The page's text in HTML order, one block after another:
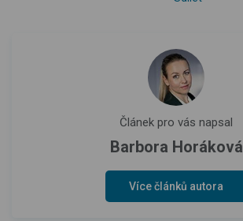
Článek pro vás napsal
Barbora Horáková
Více článků autora